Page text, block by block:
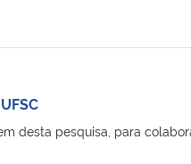
desta pesquisa, para